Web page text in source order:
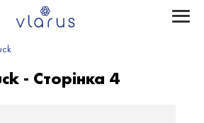
Toggle
- Сторінка 4